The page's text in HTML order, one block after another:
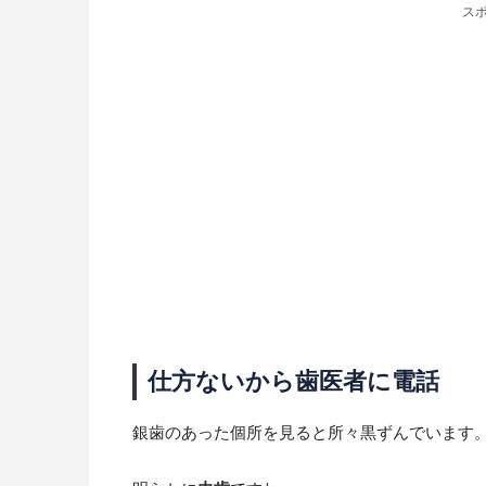
ス
仕方ないから歯医者に電話
銀歯のあった個所を見ると所々黒ずんでいます。